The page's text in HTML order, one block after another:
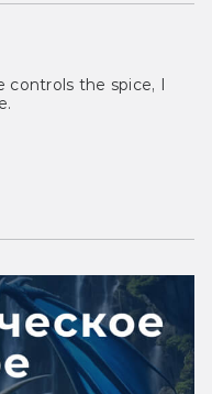
controls the spice, I